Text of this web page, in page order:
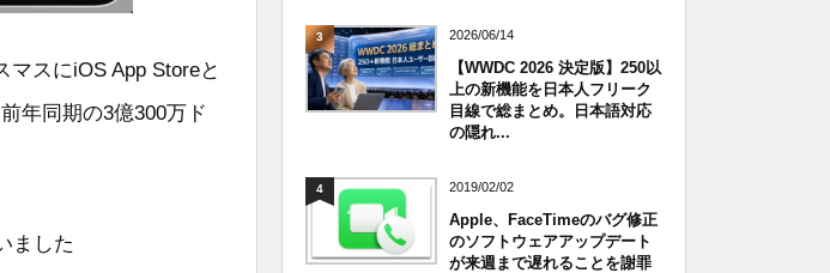
スにiOS App Storeと
年同期の3億300万ド
ました
3 2026/06/14
【WWDC 2026 決定版】250以
上の新機能を日本人フリーク
目線で総まとめ。日本語対応
の隠れ...
4 2019/02/02
Apple、FaceTimeのバグ修正
のソフトウェアアップデート
が来週まで遅れることを謝罪